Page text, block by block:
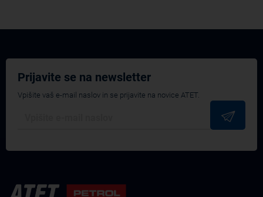
Prijavite se na newsletter
Vpišite vaš e-mail naslov in se prijavite na novice ATET.